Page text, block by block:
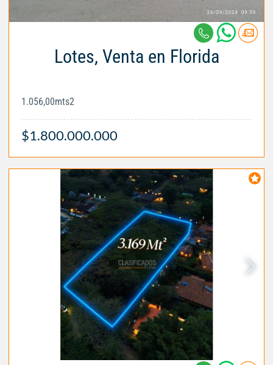
Lotes, Venta en Florida
1.056,00mts2
$1.800.000.000